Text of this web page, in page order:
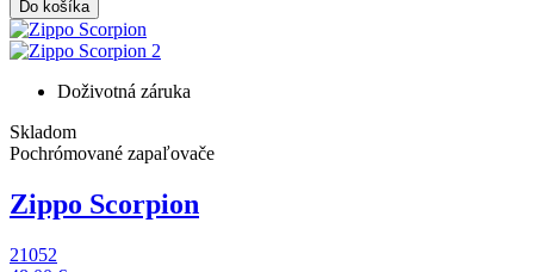
Do košíka
Doživotná záruka
Skladom
Pochrómované zapaľovače
Zippo Scorpion
21052